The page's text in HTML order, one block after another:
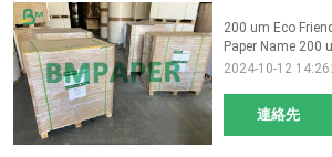
連絡先
200 um Eco
Paper Name 200
2024-10-12